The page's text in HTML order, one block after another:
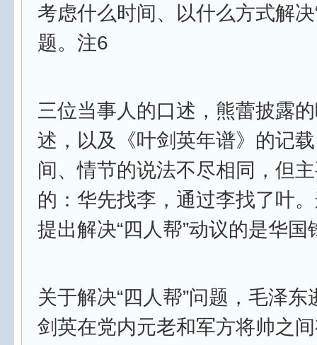
考虑什么时间、以什么方式解决
题。注6
三位当事人的口述，熊蕾披露
述，以及《叶剑英年谱》的记
间、情节的说法不尽相同，但
的：华先找李，通过李找了叶
提出解决“四人帮”动议的是华国
关于解决“四人帮”问题，毛泽
剑英在党内元老和军方将帅之